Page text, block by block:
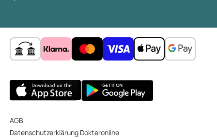
AGB
Datenschutzerklärung Dokteronline